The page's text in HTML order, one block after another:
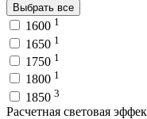
Выбрать все
1600 1
1650 1
1750 1
1800 1
1850 3
Расчетная световая